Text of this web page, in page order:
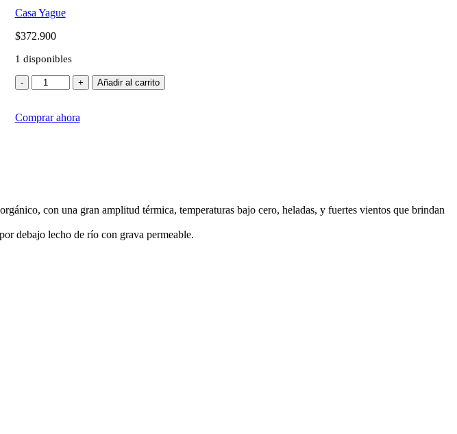
Casa Yague
$372.900
1 disponibles
-
Casa
Yagüe
Magnum
+ Añadir al carrito
Comprar ahora
con una gran amplitud térmica, temperaturas bajo cero, heladas, y fuertes vientos que brindan
debajo lecho de río con grava permeable.